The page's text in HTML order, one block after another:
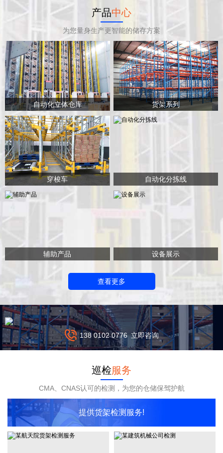
产品中心
为您量身生产更智能的储存方案
自动化立体仓库 货架系列
穿梭车 自动化分拣线
辅助产品 设备展示
查看更多
138 0102 0776 立即咨询
巡检服务
CMA、CNAS认可的检测，为您的仓储保驾护航
提供货架检测服务!